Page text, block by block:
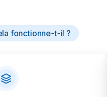
fonctionne-t-il ?